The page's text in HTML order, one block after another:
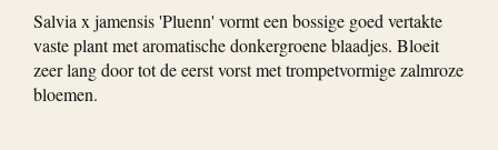
Salvia x jamensis 'Pluenn' vormt een bossige goed vertakte
vaste plant met aromatische donkergroene blaadjes. Bloeit
zeer lang door tot de eerst vorst met trompetvormige zalmroze
bloemen.